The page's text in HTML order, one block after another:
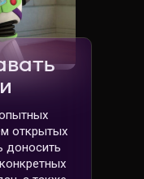
открытых
доносить